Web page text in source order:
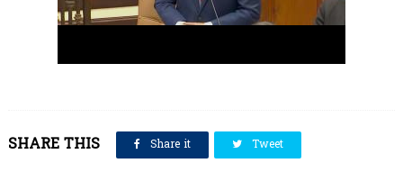
SHARE THIS Share it Tweet